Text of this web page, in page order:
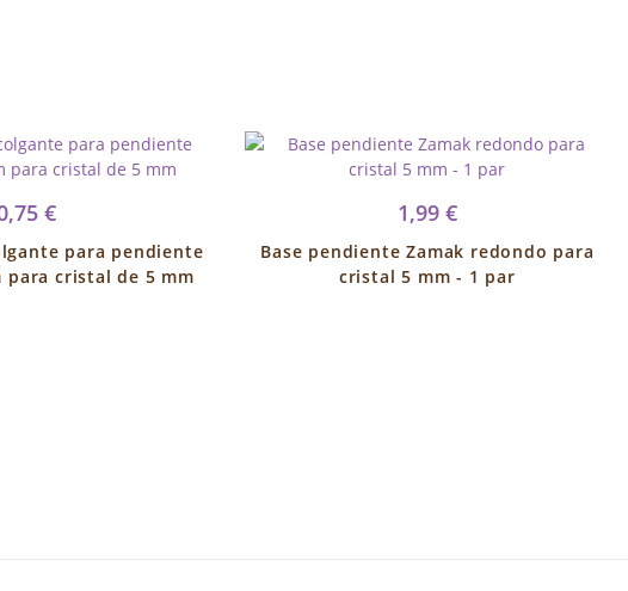
€
para pendiente
para cristal de 5 mm
1,99 €
Base pendiente Zamak redondo para
cristal 5 mm - 1 par